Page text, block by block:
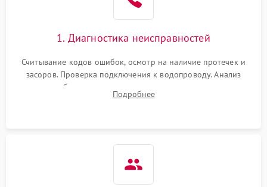
1. Диагностика неисправностей
Считывание кодов ошибок, осмотр на наличие протечек и
засоров. Проверка подключения к водопроводу. Анализ
жалоб на отсутствие слива, нагрева, вращения
разбрызгивателей или срабатывание системы защиты
Подробнее